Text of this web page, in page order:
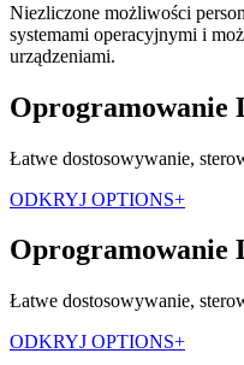
Niezliczone możliwości
systemami operacyjnymi i
urządzeniami.
Oprogramowanie
Łatwe dostosowywanie,
ODKRYJ OPTIONS+
Oprogramowanie
Łatwe dostosowywanie,
ODKRYJ OPTIONS+